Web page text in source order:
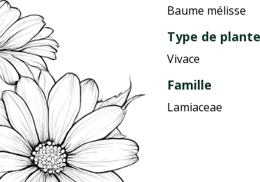
Baume mélisse
Type de plante
Vivace
Famille
Lamiaceae